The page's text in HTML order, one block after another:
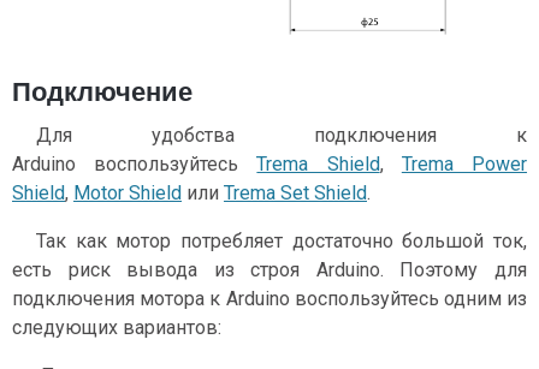
Подключение
Для удобства подключения к
Arduino воспользуйтесьTrema Shield, Trema Power
Shield, Motor Shield или Trema Set Shield.
Так как мотор потребляет достаточно большой ток,
есть риск вывода из строя Arduino. Поэтому для
подключения мотора к Arduino воспользуйтесь одним из
следующих вариантов: